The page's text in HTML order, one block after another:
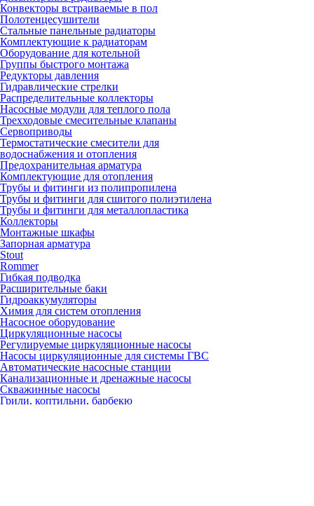
Конвекторы встраиваемые в пол
Полотенцесушители
Стальные панельные радиаторы
Комплектующие к радиаторам
Оборудование для котельной
Группы быстрого монтажа
Редукторы давления
Гидравлические стрелки
Распределительные коллекторы
Насосные модули для теплого пола
Трехходовые смесительные клапаны
Сервоприводы
Термостатические смесители для
водоснабжения и отопления
Предохранительная арматура
Комплектующие для отопления
Трубы и фитинги из полипропилена
Трубы и фитинги для сшитого полиэтилена
Трубы и фитинги для металлопластика
Коллекторы
Монтажные шкафы
Запорная арматура
Stout
Rommer
Гибкая подводка
Расширительные баки
Гидроаккумуляторы
Химия для систем отопления
Насосное оборудование
Циркуляционные насосы
Регулируемые циркуляционные насосы
Насосы циркуляционные для системы ГВС
Автоматические насосные станции
Канализационные и дренажные насосы
Скважинные насосы
Грили, коптильни, барбекю